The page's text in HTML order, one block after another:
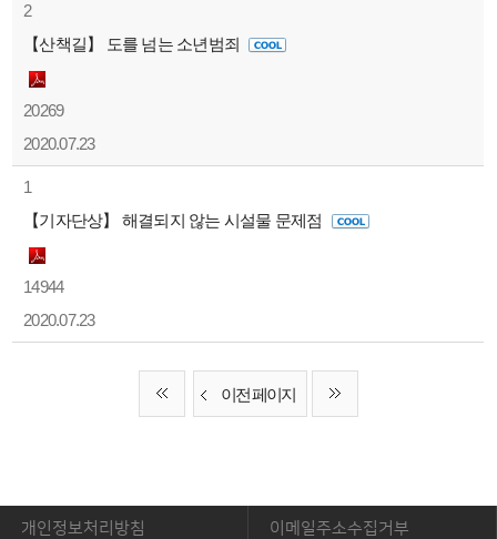
2
【산책길】 도를 넘는 소년범죄
20269
2020.07.23
1
【기자단상】 해결되지 않는 시설물 문제점
14944
2020.07.23
이전 페이지
개인정보처리방침 이메일주소수집거부